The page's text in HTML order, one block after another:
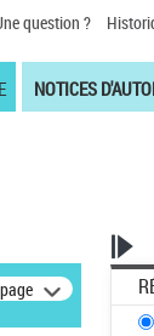
question ?
NOTICES